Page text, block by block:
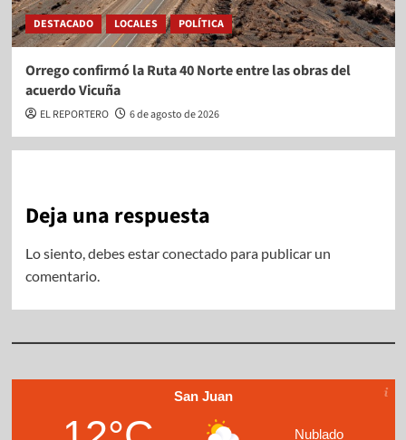
DESTACADO LOCALES POLÍTICA
Orrego confirmó la Ruta 40 Norte entre las obras del
acuerdo Vicuña
EL REPORTERO 6 de agosto de 2026
Deja una respuesta
Lo siento, debes estarconectadopara publicar un
comentario.
San Juan
Nublado